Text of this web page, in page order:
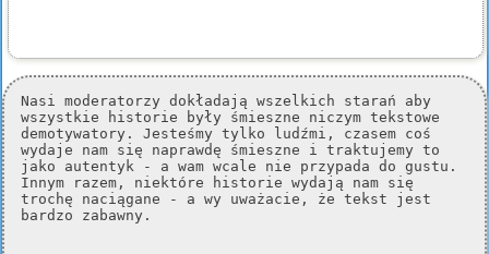
Nasi moderatorzy dokładają wszelkich starań aby
wszystkie historie były śmieszne niczym tekstowe
demotywatory. Jesteśmy tylko ludźmi, czasem coś
wydaje nam się naprawdę śmieszne i traktujemy to
jako autentyk - a wam wcale nie przypada do gustu.
Innym razem, niektóre historie wydają nam się
trochę naciągane - a wy uważacie, że tekst jest
bardzo zabawny.